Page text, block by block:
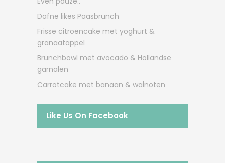
Dafne likes Paasbrunch
Frisse citroencake met yoghurt &
granaatappel
Brunchbowl met avocado & Hollandse
garnalen
Carrotcake met banaan & walnoten
Like Us On Facebook